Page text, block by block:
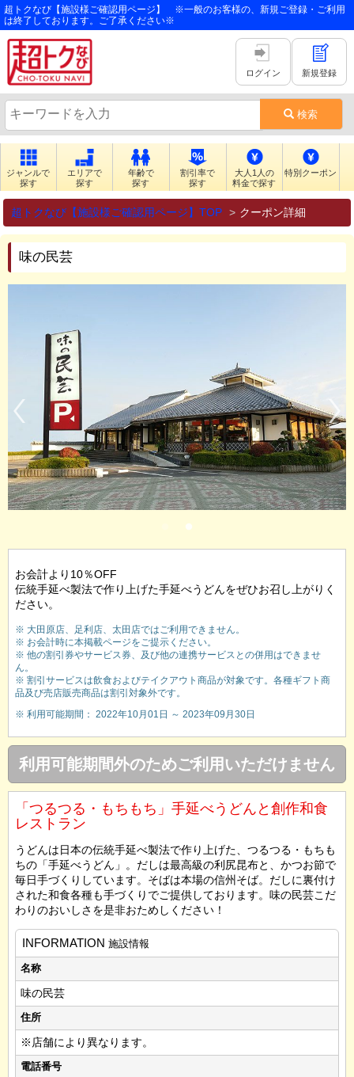
超トクなび【施設様ご確認用ページ】 ※一般のお客様の、新規ご登録・ご利用
は終了しております。ご了承ください※
検索
ログイン 新規登録
ジャンルで
探す
エリアで
探す
年齢で
探す
割引率で
探す
大人1人の
料金で探す
特別クーポン
超トクなび【施設様ご確認用ページ】TOP クーポン詳細
味の民芸
お会計より10％OFF
伝統手延べ製法で作り上げた手延べうどんをぜひお召し上がりく
ださい。
※ 大田原店、足利店、太田店ではご利用できません。
※ お会計時に本掲載ページをご提示ください。
※ 他の割引券やサービス券、及び他の連携サービスとの併用はできませ
ん。
※ 割引サービスは飲食およびテイクアウト商品が対象です。各種ギフト商
品及び売店販売商品は割引対象外です。
※ 利用可能期間： 2022年10月01日 ～ 2023年09月30日
利用可能期間外のためご利用いただけません
「つるつる・もちもち」手延べうどんと創作和食
レストラン
うどんは日本の伝統手延べ製法で作り上げた、つるつる・もちも
ちの「手延べうどん」。だしは最高級の利尻昆布と、かつお節で
毎日手づくりしています。そばは本場の信州そば。だしに裏付け
された和食各種も手づくりでご提供しております。味の民芸こだ
わりのおいしさを是非おためしください！
INFORMATION 施設情報
名称
味の民芸
住所
※店舗により異なります。
電話番号